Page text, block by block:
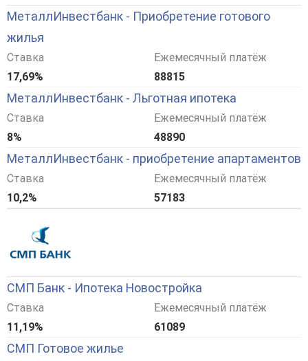
МеталлИнвестбанк - Приобретение готового
жилья
Ставка
17,69%
Ежемесячный платёж
88815
МеталлИнвестбанк - Льготная ипотека
Ставка
8%
Ежемесячный платёж
48890
МеталлИнвестбанк - приобретение апартаментов
Ставка
10,2%
Ежемесячный платёж
57183
СМП Банк - Ипотека Новостройка
Ставка
11,19%
Ежемесячный платёж
61089
СМП Готовое жилье